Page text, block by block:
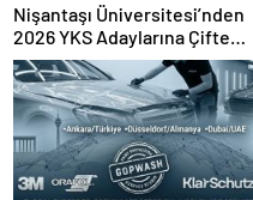
Nişantaşı Üniversitesi’nden
2026 YKS Adaylarına Çifte
Güvence: Sabit Ücret ve
Kesintisiz Burs